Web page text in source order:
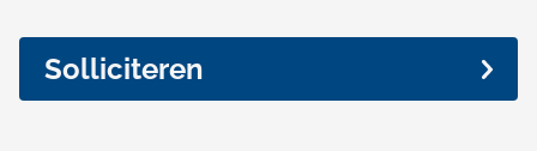
v v
a
Solliciteren